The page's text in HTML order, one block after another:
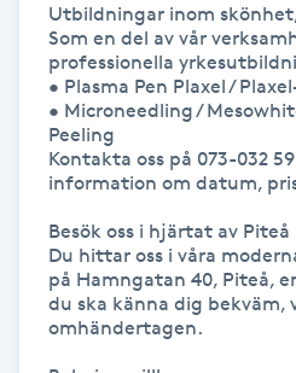
Nagelförstärkning
Nagelklippning
Nagelsvamp
Nageltrång
Nagelvård
Utbildningar inom
Som en del av vår
professionella
• Plasma Pen Plaxel /
• Microneedling /
Peeling
Kontakta oss på 073-032
information om datum,
Besök oss i hjärtat av Piteå
Du hittar oss i våra
på Hamngatan 40, Piteå,
du ska känna dig bekväm,
omhändertagen.